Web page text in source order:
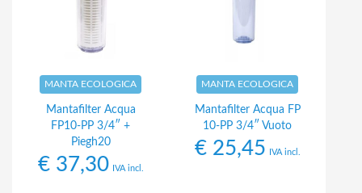
MANTA ECOLOGICA
Mantafilter Acqua
FP10-PP 3/4″ +
Piegh20
€37,30 IVA incl.
MANTA ECOLOGICA
Mantafilter Acqua FP
10-PP 3/4″ Vuoto
€25,45 IVA incl.